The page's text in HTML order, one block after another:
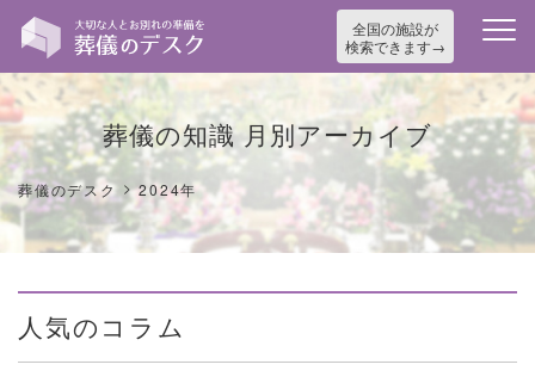
全国の施設が
検索できます
葬儀の知識 月別アーカイブ
葬儀のデスク >2024年
人気のコラム